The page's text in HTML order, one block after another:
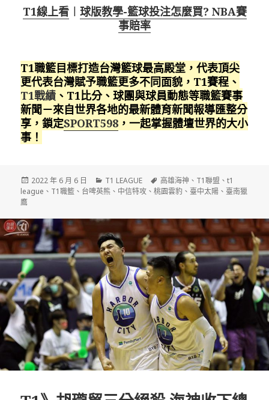
T1線上看︱ 球版教學-籃球投注怎麼買? NBA賽
事賠率
T1職籃目標打造台灣籃球最高殿堂，代表頂尖
更代表台灣賦予職籃更多不同面貌，T1賽程、
T1戰績 、T1比分、球團與球員動態等職籃賽事
新聞－來自世界各地的最新體育新聞報導匯整分
享，鎖定SPORT598 ，一起掌握體壇世界的大小
事！
發
佈
2022 年 6 月 6 日
分
類
T1 LEAGUE
標
籤
高雄海神 、 T1聯盟 、t1
league 、 T1職籃 、 台啤英熊 、 中信特攻 、桃園雲豹 、 臺中太陽 、 臺南獵
鷹